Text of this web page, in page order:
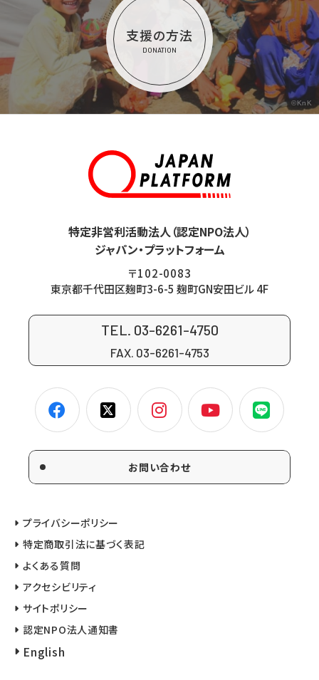
支援の方法
DONATION
©KnK
特定非営利活動法人（認定NPO法人）
ジャパン・プラットフォーム
〒102-0083
東京都千代田区麹町3-6-5 麹町GN安田ビル 4F
TEL. 03-6261-4750
FAX. 03-6261-4753
お問い合わせ
プライバシーポリシー
特定商取引法に基づく表記
よくある質問
アクセシビリティ
サイトポリシー
認定NPO法人通知書
English